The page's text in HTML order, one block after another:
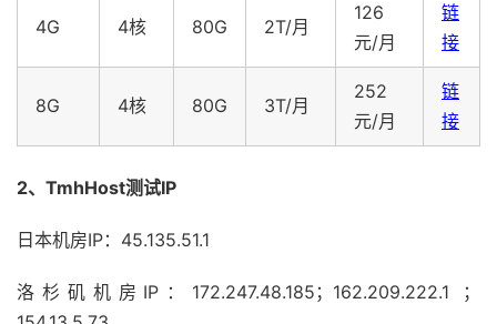
4G 4核 80G 2T/月
126
元/月
链
接
8G 4核 80G 3T/月
252
元/月
链
接
2、TmhHost测试IP
日本机房IP：45.135.51.1
洛杉矶机房IP：172.247.48.185；162.209.222.1 ；